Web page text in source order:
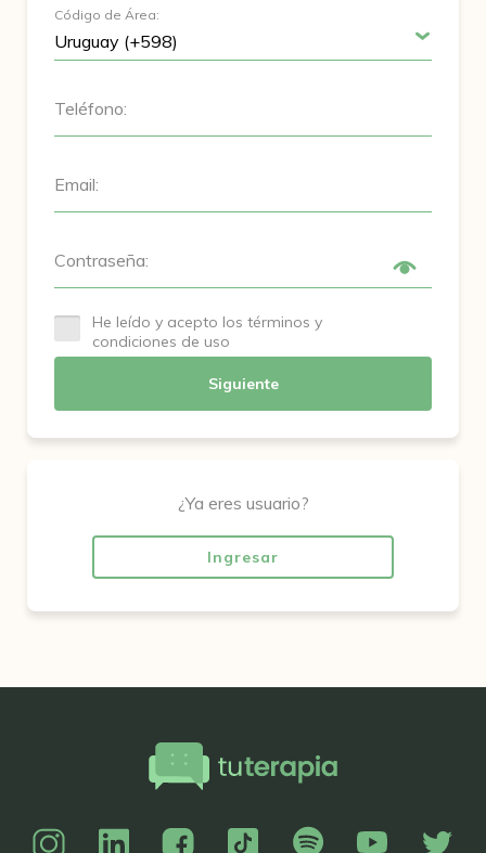
Código de Área:
Teléfono:
Email:
Contraseña:
He leído y acepto los términos y
condiciones de uso
Siguiente
¿Ya eres usuario?
Ingresar